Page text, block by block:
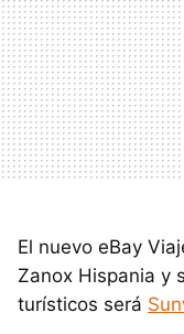
El nuevo eBay
Zanox Hispania y
turísticos será